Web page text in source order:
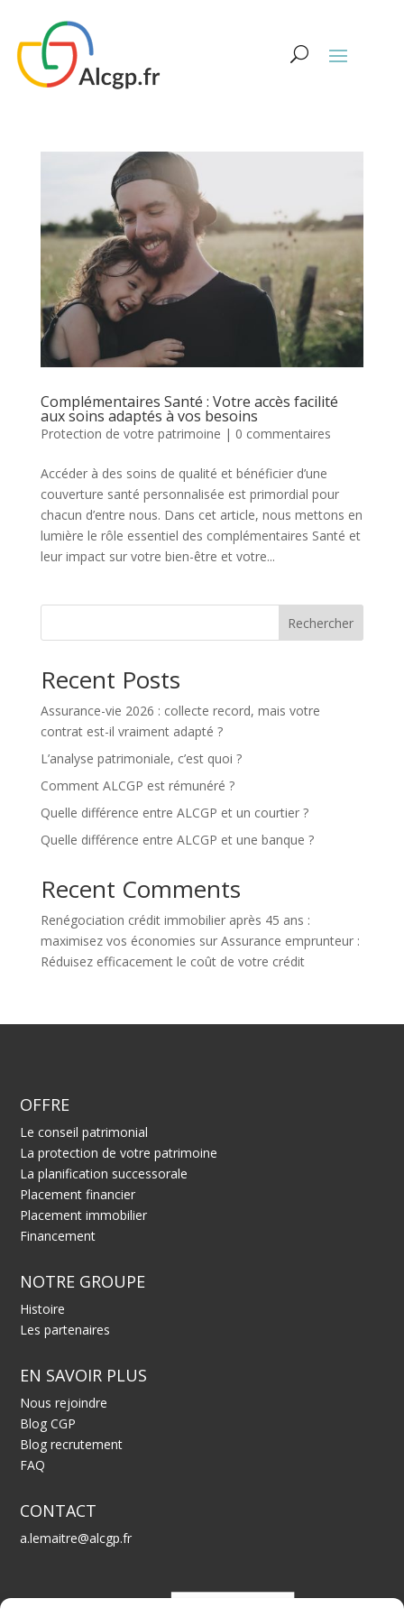
Complémentaires Santé : Votre accès facilité
aux soins adaptés à vos besoins
Protection de votre patrimoine | 0 commentaires
Accéder à des soins de qualité et bénéficier d’une
couverture santé personnalisée est primordial pour
chacun d’entre nous. Dans cet article, nous mettons en
lumière le rôle essentiel des complémentaires Santé et
leur impact sur votre bien-être et votre...
Rechercher
Recent Posts
Assurance-vie 2026 : collecte record, mais votre
contrat est-il vraiment adapté ?
L’analyse patrimoniale, c’est quoi ?
Comment ALCGP est rémunéré ?
Quelle différence entre ALCGP et un courtier ?
Quelle différence entre ALCGP et une banque ?
Recent Comments
Renégociation crédit immobilier après 45 ans :
maximisez vos économies sur Assurance emprunteur :
Réduisez efficacement le coût de votre crédit
OFFRE
Le conseil patrimonial
La protection de votre patrimoine
La planification successorale
Placement financier
Placement immobilier
Financement
NOTRE GROUPE
Histoire
Les partenaires
EN SAVOIR PLUS
Nous rejoindre
Blog CGP
Blog recrutement
FAQ
CONTACT
a.lemaitre@alcgp.fr